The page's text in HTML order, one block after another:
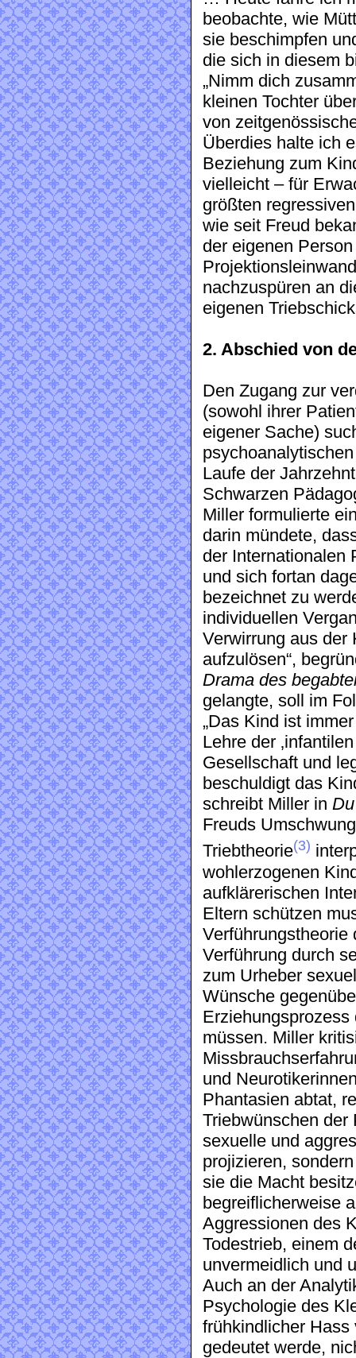
beobachte, wie
sie beschimpfen
die sich in diesem
„Nimm dich
kleinen Tochter
von
Überdies halte ich
Beziehung zum
vielleicht – für
größten
wie seit Freud
der eigenen
nachzuspüren an
eigenen
2. Abschied von
Den Zugang zur
(sowohl ihrer
eigener Sache)
Laufe der
Schwarzen
Miller formulierte
darin mündete,
der Internationalen
und sich fortan
bezeichnet zu
individuellen
Verwirrung aus der
aufzulösen“,
Drama des
gelangte, soll im
„Das Kind ist
Lehre der
Gesellschaft und
beschuldigt das
schreibt Miller in
Freuds
Triebtheorie(3)
wohlerzogenen
aufklärerischen
Eltern schützen
Verführungstheorie
Verführung durch
zum Urheber
Wünsche
müssen. Miller
und
Phantasien abtat,
Triebwünschen der
sexuelle und
projizieren,
sie die Macht
begreiflicherweise
Aggressionen des
Todestrieb, einem
unvermeidlich und
Auch an der
Psychologie des
frühkindlicher Hass
gedeutet werde,